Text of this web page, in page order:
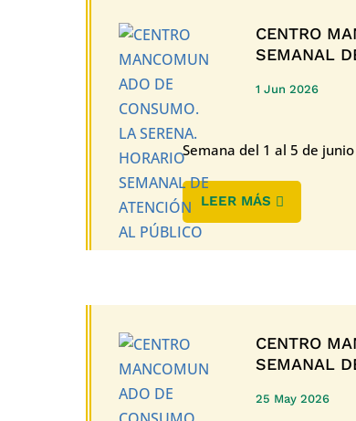
CENTRO
SEMANAL
1 Jun 2026
Semana del 1 al 5 de
LEER MÁS
CENTRO
SEMANAL
25 May 2026